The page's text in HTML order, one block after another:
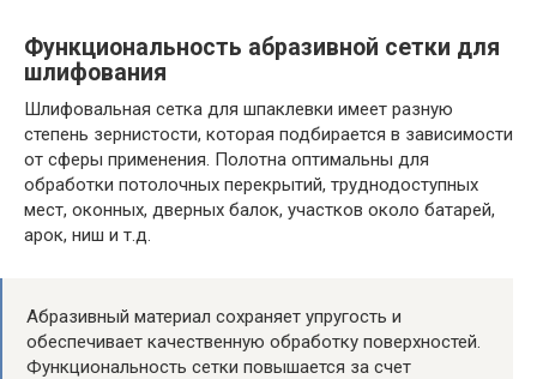
Функциональность абразивной сетки для
шлифования
Шлифовальная сетка для шпаклевки имеет разную
степень зернистости, которая подбирается в зависимости
от сферы применения. Полотна оптимальны для
обработки потолочных перекрытий, труднодоступных
мест, оконных, дверных балок, участков около батарей,
арок, ниш и т.д.
Абразивный материал сохраняет упругость и
обеспечивает качественную обработку поверхностей.
Функциональность сетки повышается за счет